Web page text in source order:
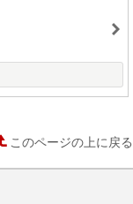
このページの上に戻る